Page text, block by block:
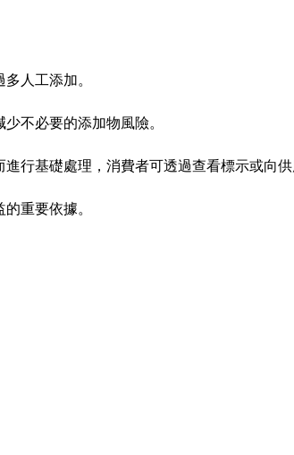
人工添加。
不必要的添加物風險。
行基礎處理，消費者可透過查看標示或向供
重要依據。